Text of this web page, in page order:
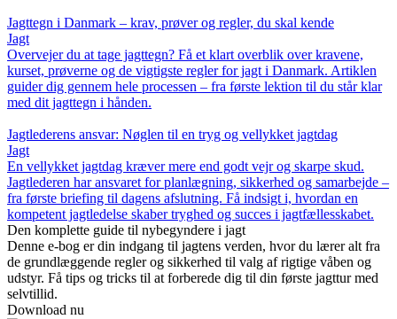
Jagttegn i Danmark – krav, prøver og regler, du skal kende
Jagt
Overvejer du at tage jagttegn? Få et klart overblik over kravene,
kurset, prøverne og de vigtigste regler for jagt i Danmark. Artiklen
guider dig gennem hele processen – fra første lektion til du står klar
med dit jagttegn i hånden.
Jagtlederens ansvar: Nøglen til en tryg og vellykket jagtdag
Jagt
En vellykket jagtdag kræver mere end godt vejr og skarpe skud.
Jagtlederen har ansvaret for planlægning, sikkerhed og samarbejde –
fra første briefing til dagens afslutning. Få indsigt i, hvordan en
kompetent jagtledelse skaber tryghed og succes i jagtfællesskabet.
Den komplette guide til nybegyndere i jagt
Denne e-bog er din indgang til jagtens verden, hvor du lærer alt fra
de grundlæggende regler og sikkerhed til valg af rigtige våben og
udstyr. Få tips og tricks til at forberede dig til din første jagttur med
selvtillid.
Download nu